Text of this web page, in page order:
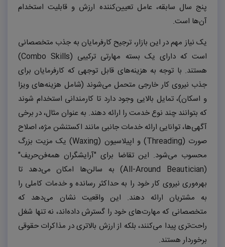
پنج سال سابقه، عامل تعیین‌کننده ارزش و قابلیت استخدام
آن‌ها است.
یک نیاز مهم در این بازار، ترجیح کارفرمایان به جذب متخصصانی
است که دارای یک بسته مهارتی ترکیبی (Combo Skills
)
هستند. با توجه به هزینه‌های قابل توجهی که کارفرمایان برای
جذب نیروی کار خارجی متحمل می‌شوند (شامل هزینه‌های ویزا
و اسکان)، تمایل بالایی وجود دارد تا کارمندانی استخدام شوند
که بتوانند چند نوع خدمت را ارائه دهند. به عنوان مثال، در برخی
آگهی‌ها، توانایی ارائه خدمات جانبی مانند اکستنشن مژه، اصلاح
صورت (Threading) و اپیلاسیون (Waxing) یک مزیت بزرگ
محسوب می‌شود. این تقاضا برای "آرایشگران همه‌فن‌حریف"
(
All-Around Beautician) به سالن‌ها امکان می‌دهد تا
بهره‌وری نیروی کار خود را به حداکثر رسانده و خدمات کاملی را
به مشتریان ارائه دهند. این واقعیت نشان می‌دهد که
متخصصانی که مهارت‌های خود را گسترش داده‌اند، نه تنها شغل
راحت‌تری پیدا می‌کنند، بلکه از ارزش بالاتری در مذاکرات حقوقی
برخوردار هستند.